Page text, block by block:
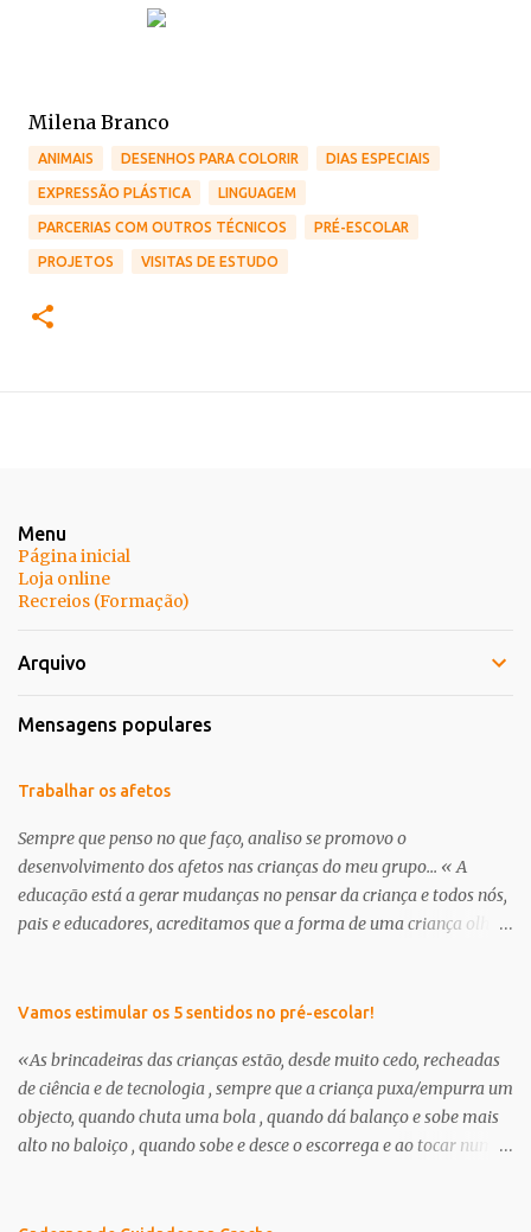
Milena Branco
ANIMAIS DESENHOS PARA COLORIR DIAS ESPECIAIS
EXPRESSÃO PLÁSTICA LINGUAGEM
PARCERIAS COM OUTROS TÉCNICOS PRÉ-ESCOLAR
PROJETOS VISITAS DE ESTUDO
Menu
Página inicial
Loja online
Recreios (Formação)
Arquivo
Mensagens populares
Trabalhar os afetos
Sempre que penso no que faço, analiso se promovo o
desenvolvimento dos afetos nas crianças do meu grupo... « A
educação está a gerar mudanças no pensar da criança e todos nós,
pais e educadores, acreditamos que a forma de uma criança olhar
“nova” infância. Uma infância que tem de respeitar os seus
através da brincadeira, desenvolver os seus afetos tanto com as
suas outras potencialidades.» in, projeto curricular de sala ano
2012/13, educadora Milena Branco Continuamos a encontrar dias
específicos para abordar a amizade, o outro, enfim, cada um dá-
Vamos estimular os 5 sentidos no pré-escolar!
«As brincadeiras das crianças estão, desde muito cedo, recheadas
de ciência e de tecnologia , sempre que a criança puxa/empurra um
objecto, quando chuta uma bola , quando dá balanço e sobe mais
alto no baloiço , quando sobe e desce o escorrega e ao tocar num